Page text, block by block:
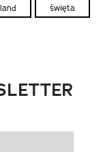
święta